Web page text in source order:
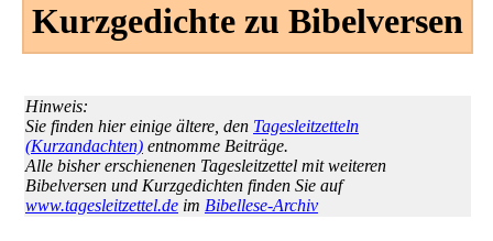
Kurzgedichte zu Bibelversen
Hinweis:
Sie finden hier einige ältere, den Tagesleitzetteln
(Kurzandachten) entnomme Beiträge.
Alle bisher erschienenen Tagesleitzettel mit weiteren
Bibelversen und Kurzgedichten finden Sie auf
www.tagesleitzettel.de im Bibellese-Archiv